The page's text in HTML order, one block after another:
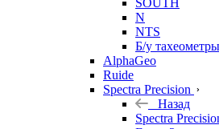
SOUTH
N
NTS
Б/у
AlphaGeo
Ruide
Spectra Precision
Назад
Spectra